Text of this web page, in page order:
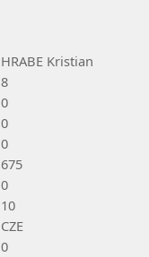
HRABE Kristian
8
0
0
0
675
0
10
CZE
0